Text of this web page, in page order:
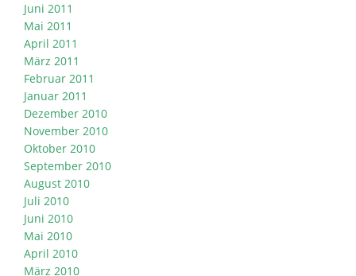
Juni 2011
Mai 2011
April 2011
März 2011
Februar 2011
Januar 2011
Dezember 2010
November 2010
Oktober 2010
September 2010
August 2010
Juli 2010
Juni 2010
Mai 2010
April 2010
März 2010